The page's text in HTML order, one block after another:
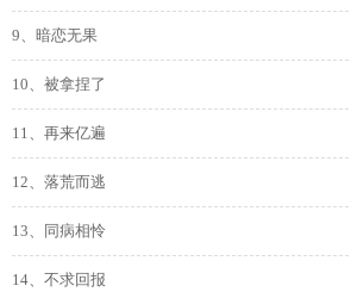
9、暗恋无果
10、被拿捏了
11、再来亿遍
12、落荒而逃
13、同病相怜
14、不求回报